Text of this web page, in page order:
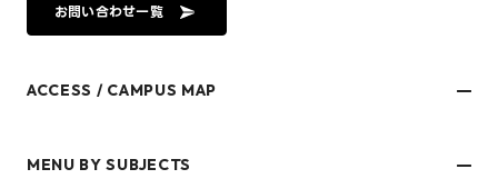
お問い合わせ一覧
ACCESS / CAMPUS MAP
御幸キャンパス(運動施設)
MENU BY SUBJECTS